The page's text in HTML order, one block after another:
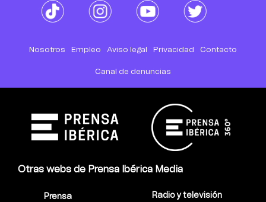
Nosotros Empleo Aviso legal Privacidad Contacto
Canal de denuncias
Otras webs de Prensa Ibérica Media
Prensa Radio y televisión